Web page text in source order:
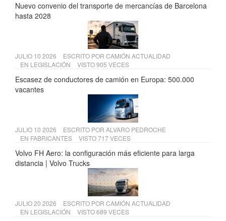
Nuevo convenio del transporte de mercancías de Barcelona
hasta 2028
JULIO 10 2026 ESCRITO POR CAMIÓN ACTUALIDAD
EN LEGISLACIÓN VISTO 905 VECES
Escasez de conductores de camión en Europa: 500.000
vacantes
JULIO 10 2026 ESCRITO POR ALVARO PEDROCHE
EN FABRICANTES VISTO 717 VECES
Volvo FH Aero: la configuración más eficiente para larga
distancia | Volvo Trucks
JULIO 20 2026 ESCRITO POR CAMIÓN ACTUALIDAD
EN LEGISLACIÓN VISTO 689 VECES